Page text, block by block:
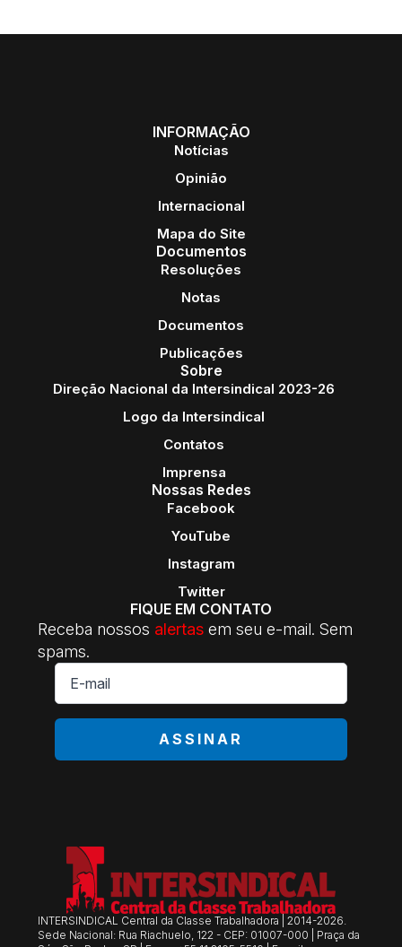
INFORMAÇÃO
Notícias
Opinião
Internacional
Mapa do Site
Documentos
Resoluções
Notas
Documentos
Publicações
Sobre
Direção Nacional da Intersindical 2023-26
Logo da Intersindical
Contatos
Imprensa
Nossas Redes
Facebook
YouTube
Instagram
Twitter
FIQUE EM CONTATO
Receba nossos alertas em seu e-mail. Sem
spams.
E-
mail
ASSINAR
INTERSINDICAL Central da Classe Trabalhadora | 2014-2026.
Sede Nacional: Rua Riachuelo, 122 - CEP: 01007-000 | Praça da